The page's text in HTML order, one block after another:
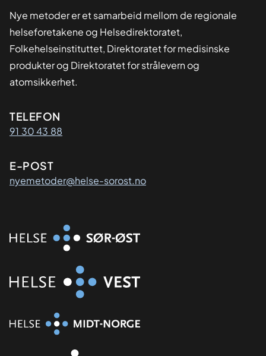
Nye metoder er et samarbeid mellom de regionale
helseforetakene og Helsedirektoratet,
Folkehelseinstituttet, Direktoratet for medisinske
produkter og Direktoratet for strålevern og
atomsikkerhet.
Kontaktinformasjon
TELEFON
91 30 43 88
E-POST
nyemetoder@helse-sorost.no
Organisasjon